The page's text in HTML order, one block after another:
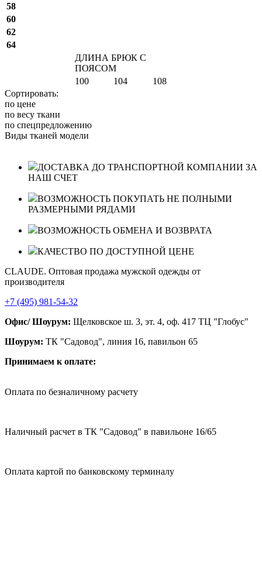
58
60
62
64
ДЛИНА БРЮК С
ПОЯСОМ
100
104
108
Сортировать:
по цене
по весу ткани
по спецпредложению
Виды тканей модели
ДОСТАВКА ДО ТРАНСПОРТНОЙ КОМПАНИИ ЗА
НАШ СЧЕТ
ВОЗМОЖНОСТЬ ПОКУПАТЬ НЕ ПОЛНЫМИ
РАЗМЕРНЫМИ РЯДАМИ
ВОЗМОЖНОСТЬ ОБМЕНА И ВОЗВРАТА
КАЧЕСТВО ПО ДОСТУПНОЙ ЦЕНЕ
CLAUDE. Оптовая продажа мужской одежды от
производителя
+7 (495) 981-54-32
Офис/ Шоурум: Щелковское ш. 3, эт. 4, оф. 417 ТЦ "Глобус"
Шоурум: ТК "Садовод", линия 16, павильон 65
Принимаем к оплате:
Оплата по безналичному расчету
Наличный расчет в ТК "Садовод" в павильоне 16/65
Оплата картой по банковскому терминалу